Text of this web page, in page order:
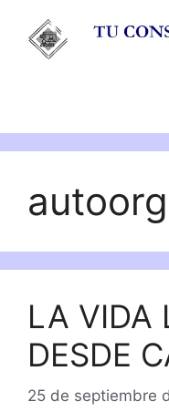
contenido
LA VIDA
DESDE
25 de septiembre